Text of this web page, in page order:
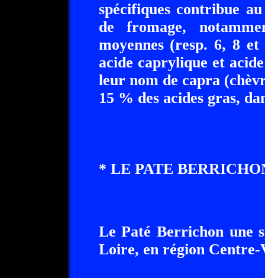
spécifiques contribue
de fromage,
moyennes (resp. 6, 8
acide caprylique et
leur nom de capra
15 % des acides gras,
* LE PATE
Le Paté Berrichon une
Loire, en région